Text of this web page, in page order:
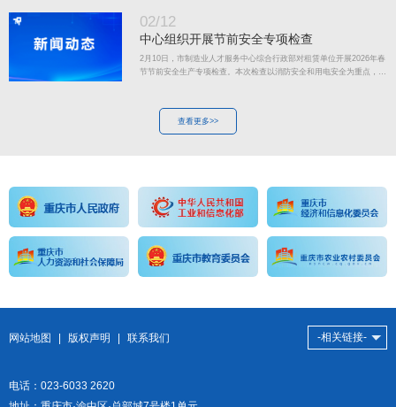
02/12
中心组织开展节前安全专项检查
2月10日，市制造业人才服务中心综合行政部对租赁单位开展2026年春
节节前安全生产专项检查。本次检查以消防安全和用电安全为重点，着
增强…
查看更多>>
网站地图 | 版权声明 | 联系我们 -相关链接-
电话：023-6033 2620